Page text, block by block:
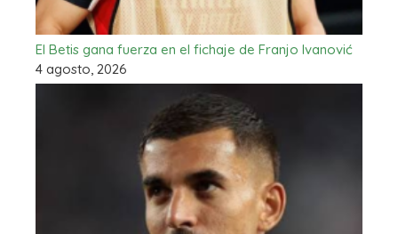
El Betis gana fuerza en el fichaje de Franjo Ivanović
4 agosto, 2026